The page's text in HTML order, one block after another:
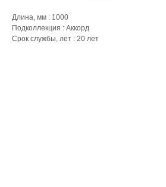
Длина, мм : 1000
Подколлекция : Аккорд
Срок службы, лет : 20 лет